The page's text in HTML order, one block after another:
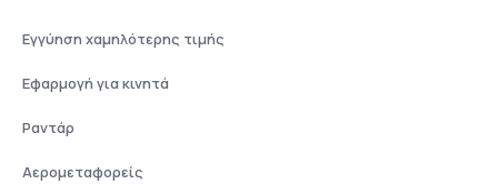
Εγγύηση χαμηλότερης τιμής
Εφαρμογή για κινητά
Ραντάρ
Αερομεταφορείς